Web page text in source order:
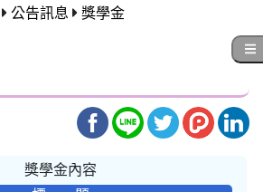
公告訊息 獎學金
獎學金內容